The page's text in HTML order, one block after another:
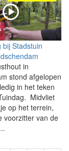
bij Stadstuin
in
stond afgelopen
in het teken
Midvliet
op het terrein,
voorzitter van de